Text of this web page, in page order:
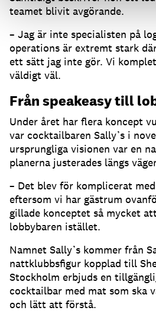
teamet blivit avgörande.
– Jag är inte specialisten på
operations är extremt stark
ett sätt jag inte gör. Vi
väldigt väl.
Från speakeasy till
Under året har flera koncept
var cocktailbaren Sally’s i
ursprungliga visionen var en
planerna justerades längs
– Det blev för komplicerat
eftersom vi har gästrum
gillade konceptet så mycket
lobbybaren istället.
Namnet Sally’s kommer från
nattklubbsfigur kopplad till
Stockholm erbjuds en
cocktailbar med mat som ska
och lätt att förstå.